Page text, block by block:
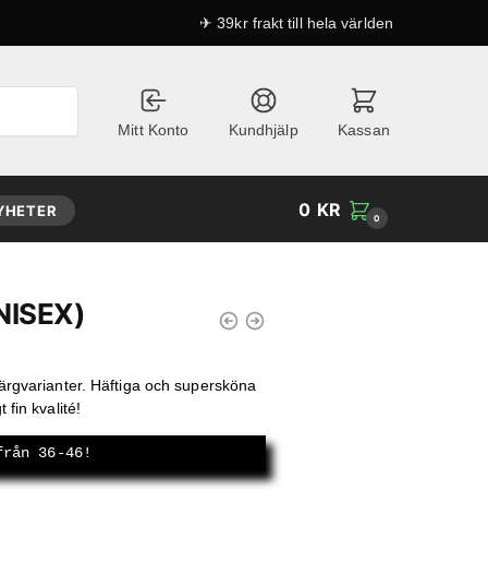
✈ 39kr frakt till hela världen
Mitt Konto Kundhjälp Kassan
0 KR 0
Häftiga och supersköna
fin kvalité!
36-46!